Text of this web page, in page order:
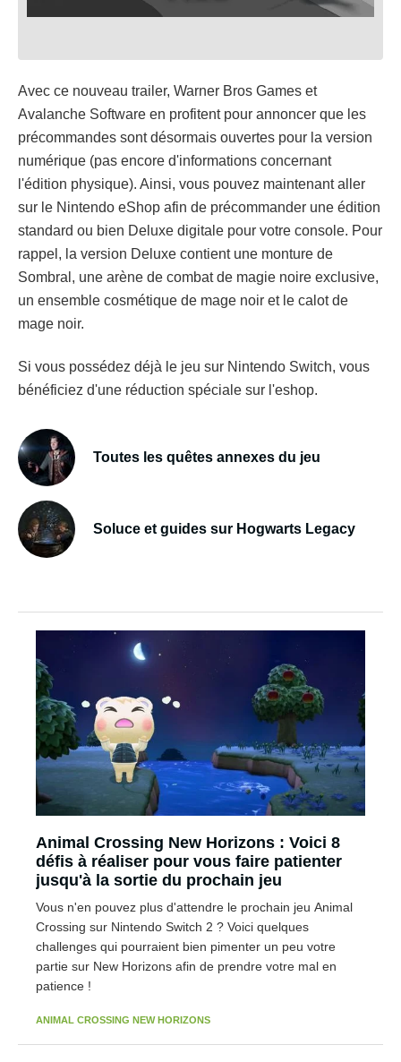
Avec ce nouveau trailer, Warner Bros Games et
Avalanche Software en profitent pour annoncer que les
précommandes sont désormais ouvertes pour la version
numérique (pas encore d'informations concernant
l'édition physique). Ainsi, vous pouvez maintenant aller
sur le Nintendo eShop afin de précommander une édition
standard ou bien Deluxe digitale pour votre console. Pour
rappel, la version Deluxe contient une monture de
Sombral, une arène de combat de magie noire exclusive,
un ensemble cosmétique de mage noir et le calot de
mage noir.
Si vous possédez déjà le jeu sur Nintendo Switch, vous
bénéficiez d'une réduction spéciale sur l'eshop.
Toutes les quêtes annexes du jeu
Soluce et guides sur Hogwarts Legacy
Animal Crossing New Horizons : Voici 8
défis à réaliser pour vous faire patienter
jusqu'à la sortie du prochain jeu
Vous n'en pouvez plus d'attendre le prochain jeu Animal
Crossing sur Nintendo Switch 2 ? Voici quelques
challenges qui pourraient bien pimenter un peu votre
partie sur New Horizons afin de prendre votre mal en
patience !
ANIMAL CROSSING NEW HORIZONS